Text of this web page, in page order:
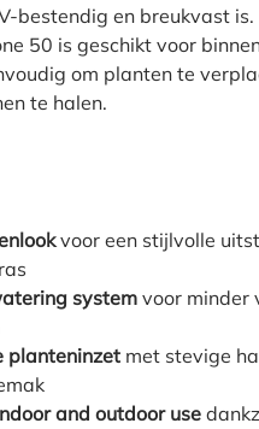
bestendig en breukvast is.
50 is geschikt voor
om planten te
te halen.
voor een stijlvolle
systemvoor minder
planteninzet met stevige
and outdoor use